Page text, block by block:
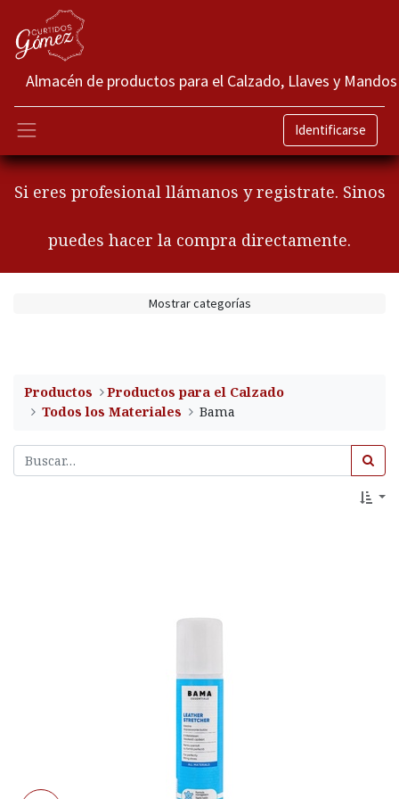
Almacén de productos para el Calzado, Llaves y Mandos
Identificarse
Si eres profesional llámanos y registrate. Sinos
puedes hacer la compra directamente.
Mostrar categorías
Productos
​Productos para el Calzado
Todos los Materiales
Bama